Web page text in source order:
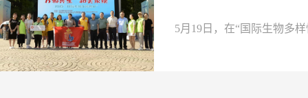
5月19日，在“国际生物多